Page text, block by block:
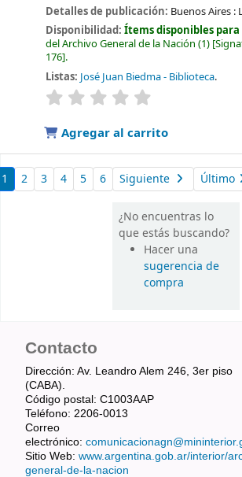
Detalles de publicación: Buenos Aires :
Disponibilidad:Ítems disponibles
del Archivo General de la Nación (1)
176 .
Listas: José Juan Biedma - Biblioteca.
valoración
Agregar al carrito
1 2 3 4 5 6 Siguiente Último
¿No encuentras lo
que estás buscando?
Hacer una
sugerencia de
compra
Contacto
Dirección: Av. Leandro Alem 246, 3er piso
(CABA).
Código postal: C1003AAP
Teléfono: 2206-0013
Correo
electrónico:
Sitio Web: www.argentina.gob.ar/interior/
general-de-la-nacion